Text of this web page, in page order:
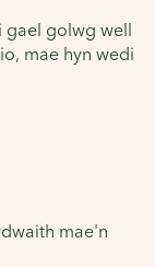
gael golwg well
mae hyn wedi
mae'n